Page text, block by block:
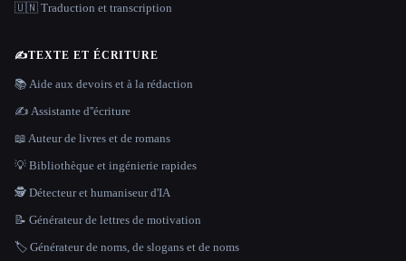
🇺🇳 Traduction et transcription
✍️TEXTE ET ÉCRITURE
📚 Aide aux devoirs et à la rédaction
✍️ Assistante d''écriture
📖 Auteur de livres et de romans
💡 Bibliothèque et ingénierie rapides
🕵️ Détecteur et humaniseur d'IA
📝 Générateur de lettres de motivation
🏷️ Générateur de noms, de slogans et de noms